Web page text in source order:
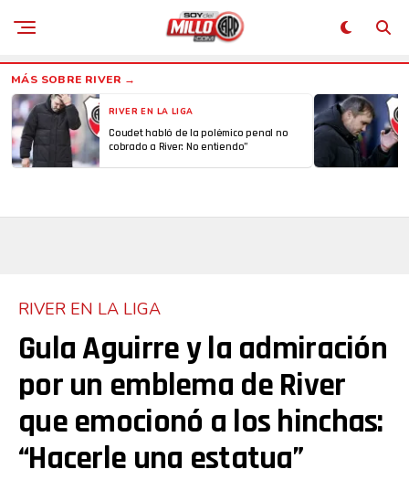
RIVER EN LA LIGA
Coudet habló de la polémico penal no
cobrado a River: No entiendo”
RIVER EN LA LIGA
Gula Aguirre y la admiración
por un emblema de River
que emocionó a los hinchas:
“Hacerle una estatua”